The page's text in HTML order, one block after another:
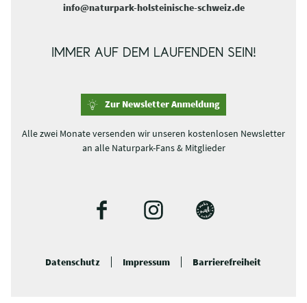
info@naturpark-holsteinische-schweiz.de
IMMER AUF DEM LAUFENDEN SEIN!
Zur Newsletter Anmeldung
Alle zwei Monate versenden wir unseren kostenlosen Newsletter
an alle Naturpark-Fans & Mitglieder
F
e
I
t
B
g
Datenschutz Impressum Barrierefreiheit